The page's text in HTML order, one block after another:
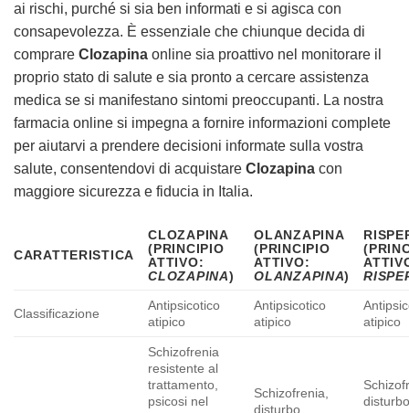
ai rischi, purché si sia ben informati e si agisca con
consapevolezza. È essenziale che chiunque decida di
comprare Clozapina online sia proattivo nel monitorare il
proprio stato di salute e sia pronto a cercare assistenza
medica se si manifestano sintomi preoccupanti. La nostra
farmacia online si impegna a fornire informazioni complete
per aiutarvi a prendere decisioni informate sulla vostra
salute, consentendovi di acquistare Clozapina con
maggiore sicurezza e fiducia in Italia.
CARATTERISTICA
CLOZAPINA
(PRINCIPIO
ATTIVO:
CLOZAPINA)
OLANZAPINA
(PRINCIPIO
ATTIVO:
OLANZAPINA)
Classificazione
Antipsicotico
atipico
Antipsicotico
atipico
atipico
Schizofrenia
resistente al
trattamento,
psicosi nel
Schizofrenia,
disturbo